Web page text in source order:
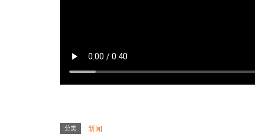
分类 新闻